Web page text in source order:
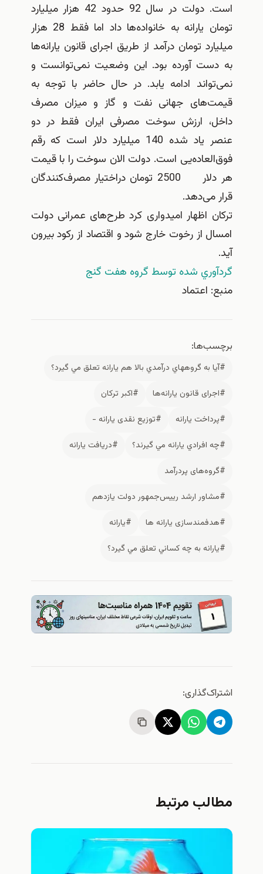
است. دولت در سال 92 حدود 42 هزار میلیارد
تومان یارانه به خانواده‌ها داد اما فقط 28 هزار
میلیارد تومان درآمد از طریق اجرای قانون یارانه‌ها
به دست آورده بود. این وضعیت نمی‌توانست و
نمی‌تواند ادامه یابد. در حال حاضر با توجه به
قیمت‌های جهانی نفت و گاز و میزان مصرف
داخل، ارزش سوخت مصرفی ایران فقط در دو
عنصر یاد شده 140 میلیارد دلار است که رقم
فوق‌العاده‌یی است. دولت الان سوخت را با قیمت
هر دلار 2500 تومان دراختیار مصرف‌کنندگان
قرار می‌دهد.
ترکان اظهار امیدواری کرد طرح‌های عمرانی دولت
امسال از رخوت خارج شود و اقتصاد از رکود بیرون
آید.
گردآوري شده توسط گروه هفت گنج
منبع: اعتماد
برچسب‌ها:
#آيا به گروههاي درآمدي بالا هم يارانه تعلق مي گيرد؟
#اجرای قانون یارانه‌ها
#اکبر ترکان
#پرداخت یارانه
#توزیع نقدی یارانه -
#چه افرادي يارانه مي گيرند؟
#دریافت یارانه
#گروه‌های پردرآمد
#مشاور ارشد رییس‌جمهور دولت یازدهم
#هدفمندسازی یارانه​ ها
#يارانه
#يارانه به چه كساني تعلق مي گيرد؟
اشتراک‌گذاری:
مطالب مرتبط